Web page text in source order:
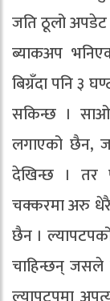
जति ठूलो अपडेट
ब्याकअप
बिग्रँदा पनि ३
सकिन्छ ।
लगाएको छैन,
देखिन्छ । तर
चक्करमा अरु धेरै
छैन ।
चाहिन्छन् जसले